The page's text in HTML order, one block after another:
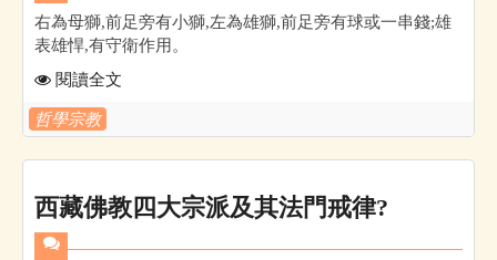
右為母獅,前足旁有小獅,左為雄獅,前足旁有球或一串錢;雄
表雄悍,有守衛作用。
閱讀全文
哲學宗教
西藏佛教四大宗派及其法門戒律?